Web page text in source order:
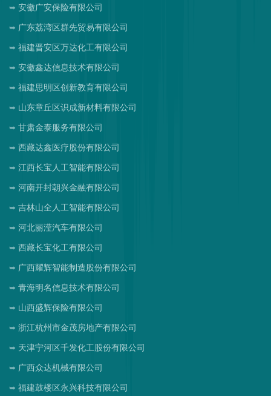
安徽广安保险有限公司
广东荔湾区群先贸易有限公司
福建晋安区万达化工有限公司
安徽鑫达信息技术有限公司
福建思明区创新教育有限公司
山东章丘区识成新材料有限公司
甘肃金泰服务有限公司
西藏达鑫医疗股份有限公司
江西长宝人工智能有限公司
河南开封朝兴金融有限公司
吉林山全人工智能有限公司
河北丽滢汽车有限公司
西藏长宝化工有限公司
广西耀辉智能制造股份有限公司
青海明名信息技术有限公司
山西盛辉保险有限公司
浙江杭州市金茂房地产有限公司
天津宁河区千发化工股份有限公司
广西众达机械有限公司
福建鼓楼区永兴科技有限公司